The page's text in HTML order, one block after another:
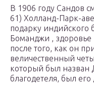
В 1906 году Сандов
61) Холланд-Парк-
подарку индийского
Боманджи ,
после того, как он
величественный
который был назван
благодетеля, был